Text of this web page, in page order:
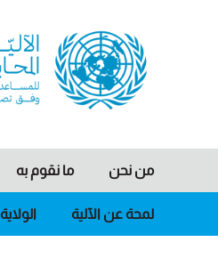
IIIM
من نحن
لمحة عن الآلية الولاية
ما نقوم به